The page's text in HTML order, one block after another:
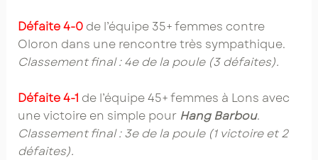
Défaite 4-0de l’équipe 35+ femmes contre
Oloron dans une rencontre très sympathique.
Classement final : 4e de la poule (3 défaites).
Défaite 4-1 de l’équipe 45+ femmes à Lons avec
une victoire en simple pour Hang Barbou.
Classement final : 3e de la poule (1 victoire et 2
défaites).